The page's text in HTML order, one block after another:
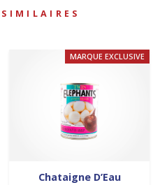
MARQUE EXCLUSIVE
Chataigne D’Eau